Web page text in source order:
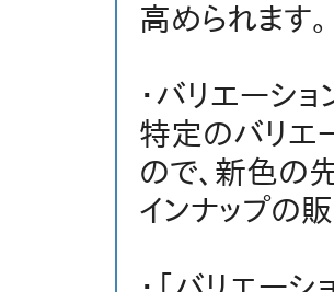
高められます。
・バリエーシ
特定のバリエ
ので、新色の
インナップの